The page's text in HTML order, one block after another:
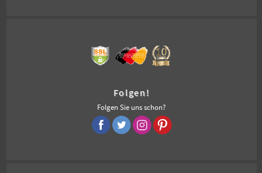
Folgen!
Folgen Sie uns schon?